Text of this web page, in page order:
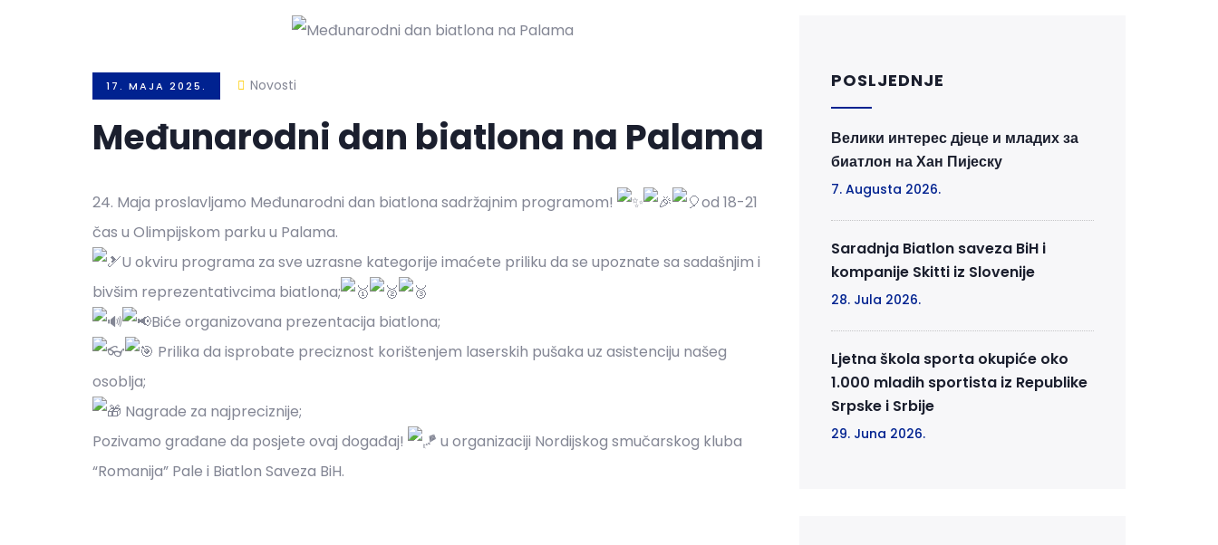
17. MAJA 2025. Novosti
Međunarodni dan biatlona na Palama
24. Maja proslavljamo Međunarodni dan biatlona sadržajnim programom!
od 18-21
čas u Olimpijskom parku u Palama.
U okviru programa za sve uzrasne kategorije imaćete priliku da se upoznate sa sadašnjim i
bivšim reprezentativcima biatlona;
Biće organizovana prezentacija biatlona;
Prilika da isprobate preciznost korištenjem laserskih pušaka uz asistenciju našeg
osoblja;
Nagrade za najpreciznije;
Pozivamo građane da posjete ovaj događaj!
u organizaciji Nordijskog smučarskog kluba
“Romanija” Pale i Biatlon Saveza BiH.
POSLJEDNJE
Велики интерес дјеце и младих за
биатлон на Хан Пијеску
7. Augusta 2026.
Saradnja Biatlon saveza BiH i
kompanije Skitti iz Slovenije
28. Jula 2026.
Ljetna škola sporta okupiće oko
1.000 mladih sportista iz Republike
Srpske i Srbije
29. Juna 2026.